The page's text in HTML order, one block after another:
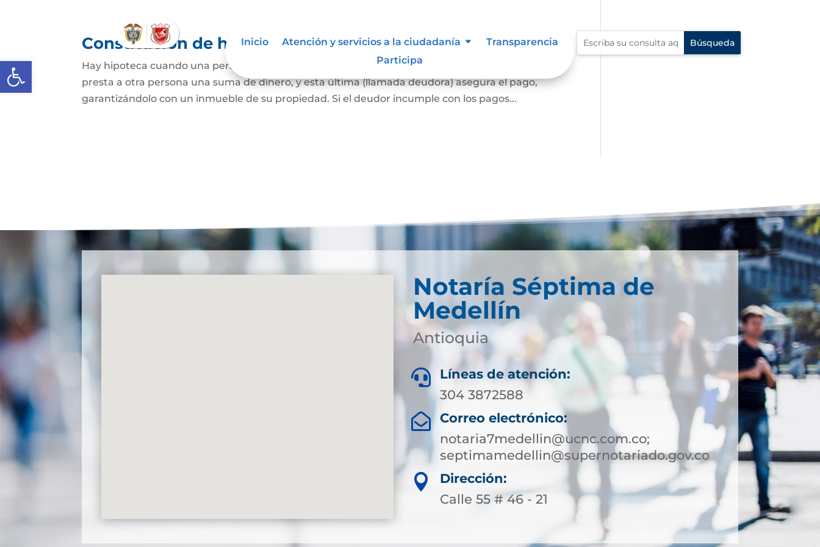
Abrir barra de herramientas
Inicio Atención y servicios a la ciudadanía
Transparencia
Participa
Constitución de hipoteca
Hay hipoteca cuando una persona, o un banco o una entidad financiera (llamada acreedora) le
presta a otra persona una suma de dinero, y esta última (llamada deudora) asegura el pago,
garantizándolo con un inmueble de su propiedad. Si el deudor incumple con los pagos...
Notaría Séptima de
Medellín
Antioquia

Líneas de atención:
304 3872588

Correo electrónico:
notaria7medellin@ucnc.com.co;
septimamedellin@supernotariado.gov.co

Dirección:
Calle 55 # 46 - 21